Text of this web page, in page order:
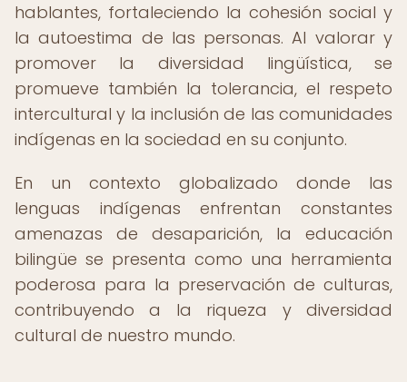
hablantes, fortaleciendo la cohesión social y
la autoestima de las personas. Al valorar y
promover la diversidad lingüística, se
promueve también la tolerancia, el respeto
intercultural y la inclusión de las comunidades
indígenas en la sociedad en su conjunto.
En un contexto globalizado donde las
lenguas indígenas enfrentan constantes
amenazas de desaparición, la educación
bilingüe se presenta como una herramienta
poderosa para la preservación de culturas,
contribuyendo a la riqueza y diversidad
cultural de nuestro mundo.